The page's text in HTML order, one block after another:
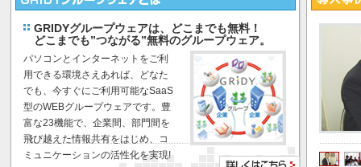
GRIDYグループウェアは、どこまでも無料！
どこまでも”つながる”無料のグループウェア。
パソコンとインターネットをご利
用できる環境さえあれば、どなた
でも、今すぐにご利用可能なSaaS
型のWEBグループウェアです。豊
富な23機能で、企業間、部門間を
飛び越えた情報共有をはじめ、コ
ミュニケーションの活性化を実現!